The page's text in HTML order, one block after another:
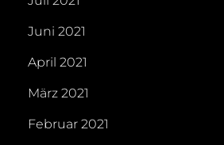
Juni 2021
April 2021
März 2021
Februar 2021